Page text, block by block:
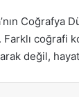
Coğrafya
coğrafi
değil,